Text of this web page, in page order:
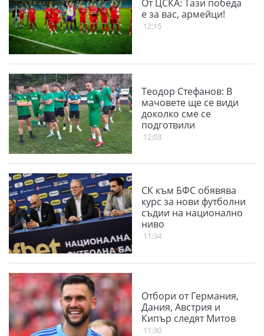
От ЦСКА: Тази победа
е за вас, армейци!
12:15
Теодор Стефанов: В
мачовете ще се види
доколко сме се
подготвили
12:03
СК към БФС обявява
курс за нови футболни
съдии на национално
ниво
11:34
Отбори от Германия,
Дания, Австрия и
Кипър следят Митов
11:30